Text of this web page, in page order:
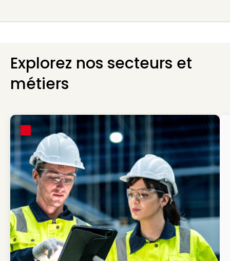
Explorez nos secteurs et
métiers